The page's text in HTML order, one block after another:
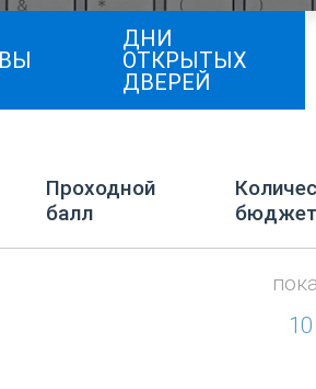
ДНИ
ОТКРЫТЫХ
ДВЕРЕЙ
Проходной
балл
10